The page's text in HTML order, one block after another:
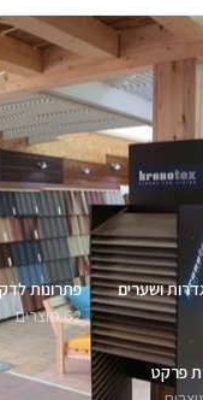
ושערים
פתרונות
62 מוצרים
פרקט